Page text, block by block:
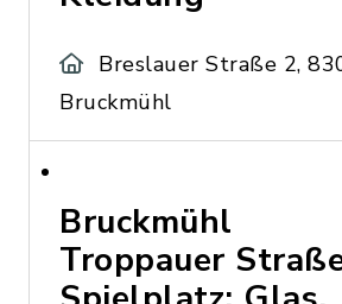
Breslauer Straße 2,
Bruckmühl
Bruckmühl
Troppauer